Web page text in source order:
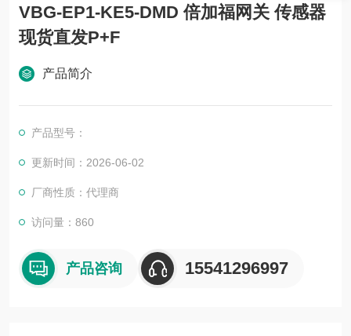
VBG-EP1-KE5-DMD 倍加福网关 传感器
现货直发P+F
产品简介
产品型号：
更新时间：2026-06-02
厂商性质：代理商
访问量：860
产品咨询 15541296997